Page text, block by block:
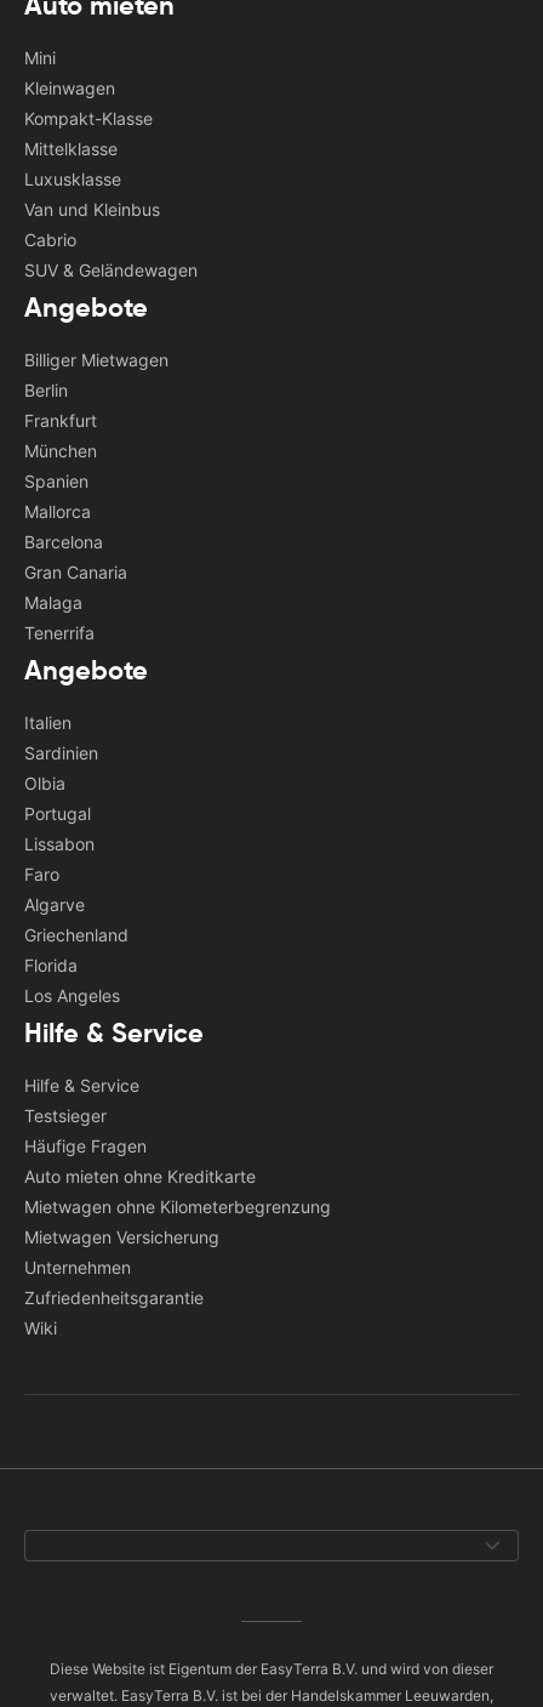
Mini
Kleinwagen
Kompakt-Klasse
Mittelklasse
Luxusklasse
Van und Kleinbus
Cabrio
SUV & Geländewagen
Angebote
Billiger Mietwagen
Berlin
Frankfurt
München
Spanien
Mallorca
Barcelona
Gran Canaria
Malaga
Tenerrifa
Angebote
Italien
Sardinien
Olbia
Portugal
Lissabon
Faro
Algarve
Griechenland
Florida
Los Angeles
Hilfe & Service
Hilfe & Service
Testsieger
Häufige Fragen
Auto mieten ohne Kreditkarte
Mietwagen ohne Kilometerbegrenzung
Mietwagen Versicherung
Unternehmen
Zufriedenheitsgarantie
Wiki
Diese Website ist Eigentum der EasyTerra B.V. und wird von dieser
verwaltet. EasyTerra B.V. ist bei der Handelskammer Leeuwarden,